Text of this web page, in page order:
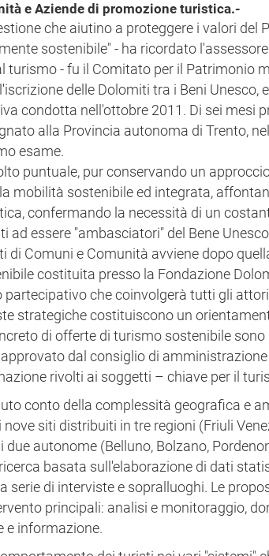
e Aziende di promozione turistica.-
che aiutino a proteggere i valori del
sostenibile" - ha ricordato
turismo - fu il Comitato per il Patrimonio
delle Dolomiti tra i Beni Unesco,
condotta nell'ottobre 2011. Di sei mesi
alla Provincia autonoma di Trento,
esame.
puntuale, pur conservando un
mobilità sostenibile ed integrata,
confermando la necessità di un
essere "ambasciatori" del Bene
Comuni e Comunità avviene dopo
costituita presso la Fondazione
partecipativo che coinvolgerà tutti gli
strategiche costituiscono un
di offerte di turismo sostenibile sono
dal consiglio di
rivolti ai soggetti – chiave per il
conto della complessità geografica e
siti distribuiti in tre regioni (Friuli
autonome (Belluno, Bolzano,
basata sull'elaborazione di dati
serie di interviste e sopralluoghi. Le
principali: analisi e monitoraggio,
e informazione.